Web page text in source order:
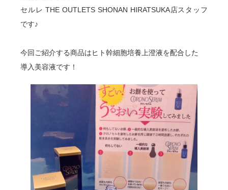
セルレ THE OUTLETS SHONAN HIRATSUKA店スタッフ
です♪
今回ご紹介する商品はヒト幹細胞培養上澄液を配合した
導入美容液です！